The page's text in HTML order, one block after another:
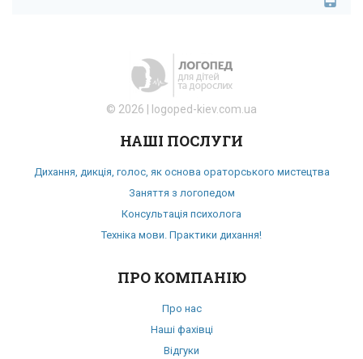
© 2026 logoped-kiev.com.ua
НАШІ ПОСЛУГИ
Дихання, дикція, голос, як основа ораторського мистецтва
Заняття з логопедом
Консультація психолога
Техніка мови. Практики дихання!
ПРО КОМПАНІЮ
Про нас
Наші фахівці
Відгуки